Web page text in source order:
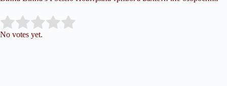
Rate this item:
No votes yet.